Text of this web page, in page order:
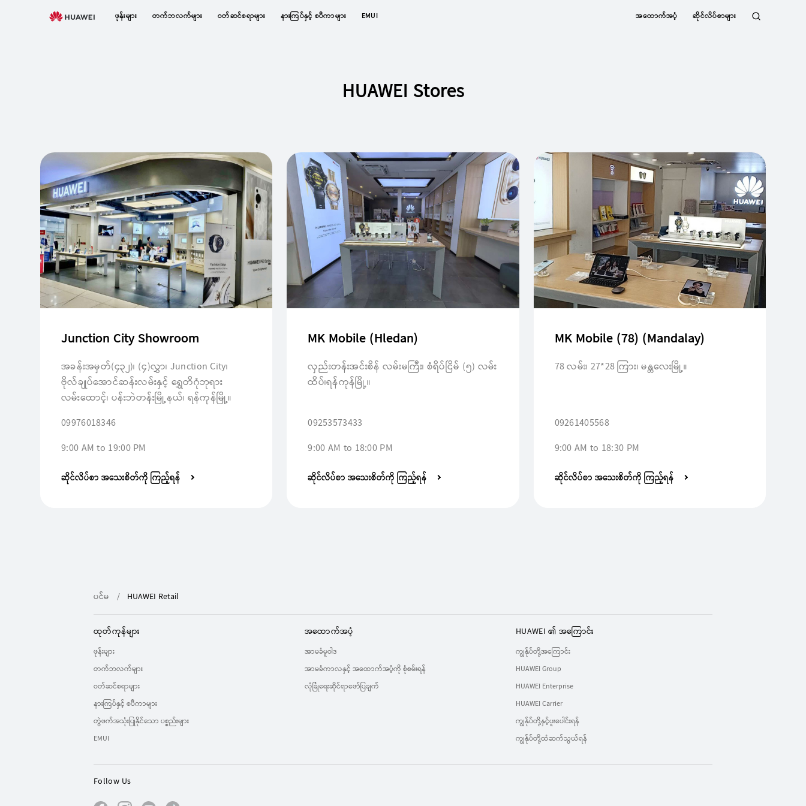
ဖုန်းများ တက်ဘလက်များ ဝတ်ဆင်စရာများ နားကြပ်နှင့် စပီကာများ EMUI အထောက်အပံ့ ဆိုင်လိပ်စာများ
HUAWEI Stores
Junction City Showroom
အခန်းအမှတ်(၄၃၂)၊ (၄)လွှာ၊ Junction City၊
ဗိုလ်ချုပ်အောင်ဆန်းလမ်းနှင့် ရွှေတိဂုံဘုရား
လမ်းထောင့်၊ ပန်းဘဲတန်းမြို့နယ်၊ ရန်ကုန်မြို့။
09976018346
9:00 AM to 19:00 PM
ဆိုင်လိပ်စာ အသေးစိတ်ကို ကြည့်ရန်
MK Mobile (Hledan)
လှည်းတန်းအင်းစိန် လမ်းမကြီး၊ စံရိပ်ငြိမ် (၅) လမ်း
ထိပ်၊ရန်ကုန်မြို့။
09253573433
9:00 AM to 18:00 PM
ဆိုင်လိပ်စာ အသေးစိတ်ကို ကြည့်ရန်
MK Mobile (78) (Mandalay)
78 လမ်း၊ 27*28 ကြား၊ မန္တလေးမြို့။
09261405568
9:00 AM to 18:30 PM
ဆိုင်လိပ်စာ အသေးစိတ်ကို ကြည့်ရန်
ပင်မ HUAWEI Retail
ထုတ်ကုန်များ
ဖုန်းများ
တက်ဘလက်များ
ဝတ်ဆင်စရာများ
နားကြပ်နှင့် စပီကာများ
တွဲဖက်အသုံးပြုနိုင်သော ပစ္စည်းများ
EMUI
အထောက်အပံ့
အာမခံမူဝါဒ
အာမခံကာလနှင့် အထောက်အပံ့ကို စုံစမ်းရန်
လုံခြုံရေးဆိုင်ရာဖော်ပြချက်
HUAWEI ၏ အကြောင်း
ကျွန်ုပ်တို့အကြောင်း
HUAWEI Group
HUAWEI Enterprise
HUAWEI Carrier
ကျွန်ုပ်တို့နှင့်ပူးပေါင်းရန်
ကျွန်ုပ်တို့ထံဆက်သွယ်ရန်
Follow Us